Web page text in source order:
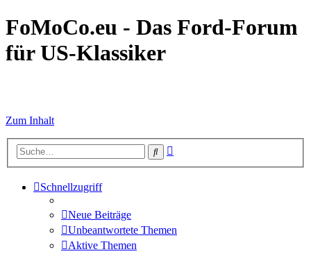
FoMoCo.eu - Das Ford-Forum
für US-Klassiker
Zum Inhalt
Suche
Schnellzugriff
Neue Beiträge
Unbeantwortete Themen
Aktive Themen